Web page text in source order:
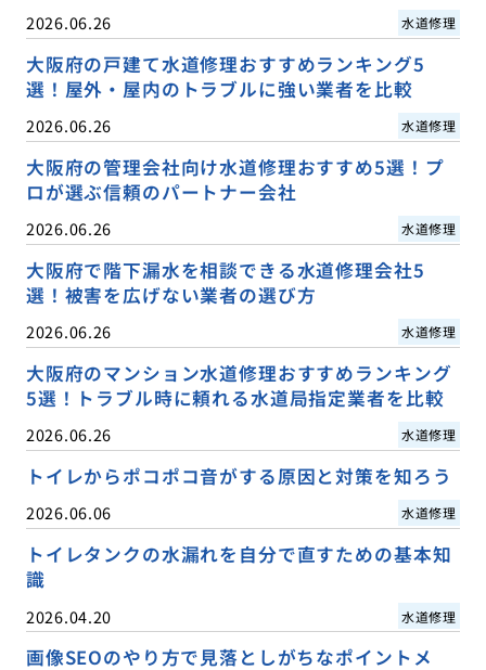
2026.06.26 水道修理
大阪府の戸建て水道修理おすすめランキング5
選！屋外・屋内のトラブルに強い業者を比較
2026.06.26 水道修理
大阪府の管理会社向け水道修理おすすめ5選！プ
ロが選ぶ信頼のパートナー会社
2026.06.26 水道修理
大阪府で階下漏水を相談できる水道修理会社5
選！被害を広げない業者の選び方
2026.06.26 水道修理
大阪府のマンション水道修理おすすめランキング
5選！トラブル時に頼れる水道局指定業者を比較
2026.06.26 水道修理
トイレからポコポコ音がする原因と対策を知ろう
2026.06.06 水道修理
トイレタンクの水漏れを自分で直すための基本知
識
2026.04.20 水道修理
画像SEOのやり方で見落としがちなポイントメ